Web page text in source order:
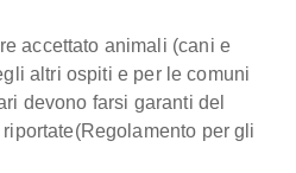
accettato animali (cani e
altri ospiti e per le comuni
devono farsi garanti del
per gli